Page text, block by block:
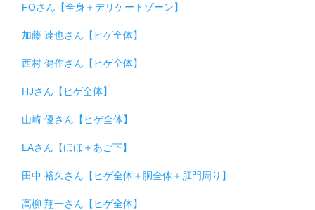
FOさん【全身＋デリケートゾーン】
加藤 達也さん【ヒゲ全体】
西村 健作さん【ヒゲ全体】
HJさん【ヒゲ全体】
山崎 優さん【ヒゲ全体】
LAさん【ほほ＋あご下】
田中 裕久さん【ヒゲ全体＋胴全体＋肛門周り】
高柳 翔一さん【ヒゲ全体】